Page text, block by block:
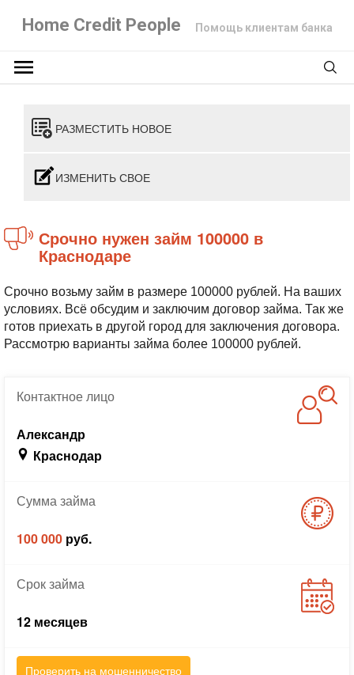
Home Credit People Помощь клиентам банка
РАЗМЕСТИТЬ НОВОЕ
ИЗМЕНИТЬ СВОЕ
Срочно нужен займ 100000 в
Краснодаре
Срочно возьму займ в размере 100000 рублей. На ваших
условиях. Всё обсудим и заключим договор займа. Так же
готов приехать в другой город для заключения договора.
Рассмотрю варианты займа более 100000 рублей.
Контактноелицо
Александр
Краснодар
Суммазайма
100 000 руб.
Срокзайма
12 месяцев
Проверить на мошенничество